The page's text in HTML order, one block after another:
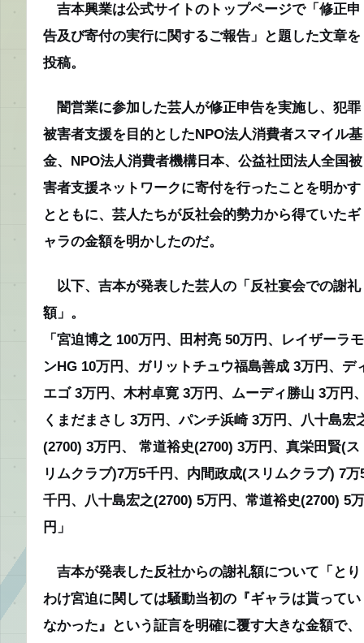
吉本興業は公式サイトのトップページで「修正申
告及び寄付の実行に関するご報告」と題した文章を
投稿。
闇営業に参加した芸人が修正申告を実施し、犯罪
被害者支援を目的としたNPO法人消費者スマイル基
金、NPO法人消費者機構日本、公益社団法人全国被
害者支援ネットワークに寄付を行ったことを明かす
とともに、芸人たちが反社会的勢力から得ていたギ
ャラの金額を明かしたのだ。
以下、吉本が発表した芸人の「反社宴会での謝礼
額」。
「宮迫博之 100万円、田村亮 50万円、レイザーラモ
ンHG 10万円、ガリットチュウ福島善成 3万円、デ
エゴ 3万円、木村卓寛 3万円、ムーディ勝山 3万円
くまだまさし 3万円、パンチ浜崎 3万円、八十島宏
(2700) 3万円、 常道裕史(2700) 3万円、真栄田賢(ス
リムクラブ)7万5千円、内間政成(スリムクラブ) 7万
千円、八十島宏之(2700) 5万円、常道裕史(2700) 5万
円」
吉本が発表した反社からの謝礼額について 「とり
わけ宮迫に関しては騒動当初の『ギャラは貰ってい
なかった』という証言を明確に覆す大きな金額で、